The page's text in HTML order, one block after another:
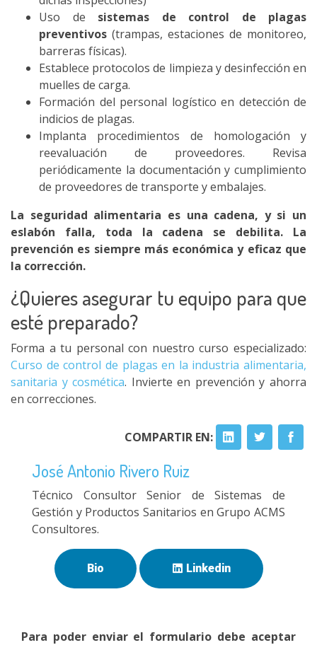
Uso de sistemas de control de plagas
preventivos (trampas, estaciones de monitoreo,
barreras físicas).
Establece protocolos de limpieza y desinfección en
muelles de carga.
Formación del personal logístico en detección de
indicios de plagas.
Implanta procedimientos de homologación y
reevaluación de proveedores. Revisa
periódicamente la documentación y cumplimiento
de proveedores de transporte y embalajes.
La seguridad alimentaria es una cadena, y si un
eslabón falla, toda la cadena se debilita. La
prevención es siempre más económica y eficaz que
la corrección.
¿Quieres asegurar tu equipo para que
esté preparado?
Forma a tu personal con nuestro curso especializado:
Curso de control de plagas en la industria alimentaria,
sanitaria y cosmética. Invierte en prevención y ahorra
en correcciones.
COMPARTIR EN:
José Antonio Rivero Ruiz
Técnico Consultor Senior de Sistemas de
Gestión y Productos Sanitarios en Grupo ACMS
Consultores.
Bio Linkedin
Para poder enviar el formulario debe aceptar